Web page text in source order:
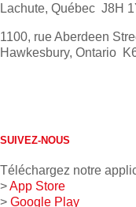
Lachute, Québec J8H
1100, rue Aberdeen
Hawkesbury, Ontario
SUIVEZ-NOUS
Téléchargez notre
>App Store
> Google Play